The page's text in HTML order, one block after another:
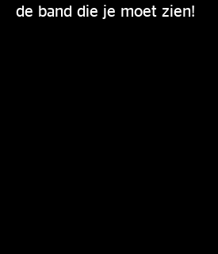
de band die je moet zien!